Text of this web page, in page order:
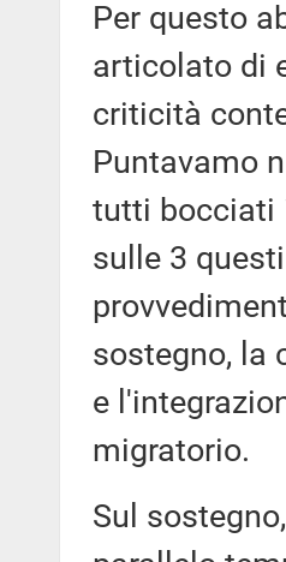
Per questo
articolato di
criticità
Puntavamo
tutti bocciati
sulle 3
sostegno, la
e
migratorio.
Sul